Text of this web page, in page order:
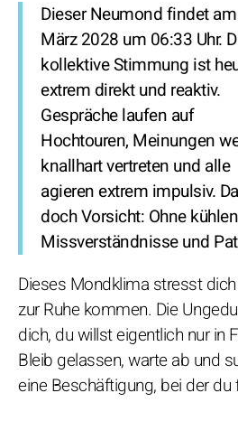
Dieser Neumond findet
März 2028 um 06:33 Uhr.
kollektive Stimmung ist
extrem direkt und reaktiv.
Gespräche laufen auf
Hochtouren, Meinungen
knallhart vertreten und alle
agieren extrem impulsiv.
doch Vorsicht: Ohne
Missverständnisse und
Dieses Mondklima stresst
zur Ruhe kommen. Die
dich, du willst eigentlich nur in
Bleib gelassen, warte ab und
eine Beschäftigung, bei der du